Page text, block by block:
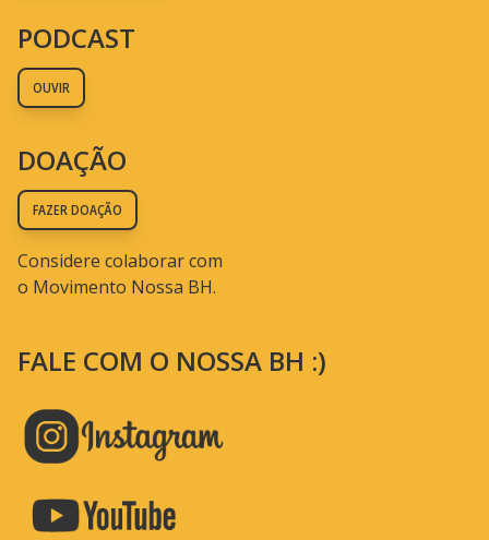
PODCAST
OUVIR
DOAÇÃO
FAZER DOAÇÃO
Considere colaborar com
o Movimento Nossa BH.
FALE COM O NOSSA BH :)